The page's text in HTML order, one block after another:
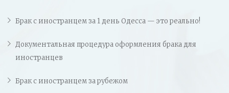
Брак с иностранцем за 1 день Одесса — это реально!
Документальная процедура оформления брака для
иностранцев
Брак с иностранцем за рубежом